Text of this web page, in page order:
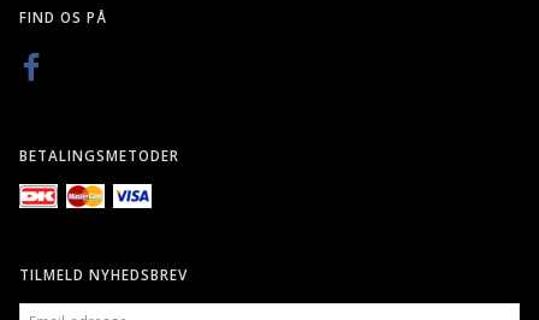
FIND OS PÅ
BETALINGSMETODER
TILMELD NYHEDSBREV
EMAIL-